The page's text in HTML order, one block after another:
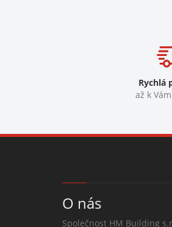
Rychlá
až k
O nás
Společnost HM Building